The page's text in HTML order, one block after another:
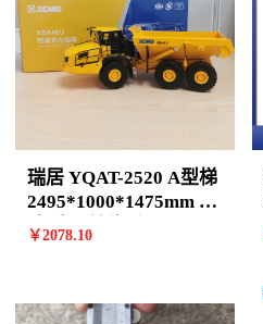
瑞居 YQAT-2520 A型梯
2495*1000*1475mm 7
阶 计价单位:个
￥2078.10